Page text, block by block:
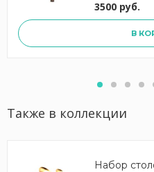
3500 руб.
В
Также в коллекции
Набор